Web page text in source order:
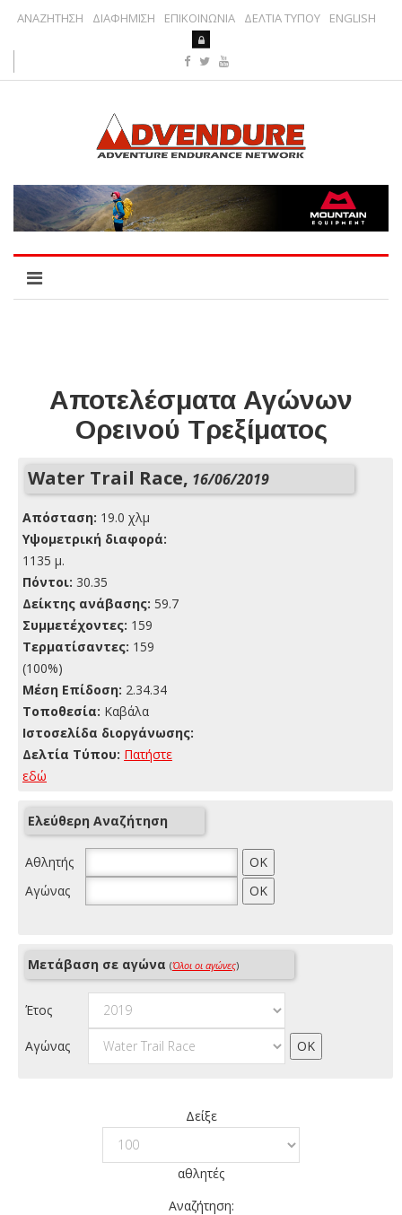
ΑΝΑΖΗΤΗΣΗ ΔΙΑΦΗΜΙΣΗ ΕΠΙΚΟΙΝΩΝΙΑ ΔΕΛΤΙΑ ΤΥΠΟΥ ENGLISH
Αποτελέσματα Αγώνων
Ορεινού Τρεξίματος
Water Trail Race, 16/06/2019
Απόσταση: 19.0 χλμ
Yψομετρική διαφορά:
1135 μ.
Πόντοι: 30.35
Δείκτης ανάβασης: 59.7
Συμμετέχοντες: 159
Τερματίσαντες: 159
(100%)
Μέση Επίδοση: 2.34.34
Τοποθεσία: Καβάλα
Ιστοσελίδα διοργάνωσης:
Δελτία Τύπου: Πατήστε
εδώ
Ελεύθερη Αναζήτηση
Αθλητής
Αγώνας
Μετάβαση σε αγώνα (Όλοι οι αγώνες)
Έτος
Αγώνας
Δείξε
αθλητές
Αναζήτηση: